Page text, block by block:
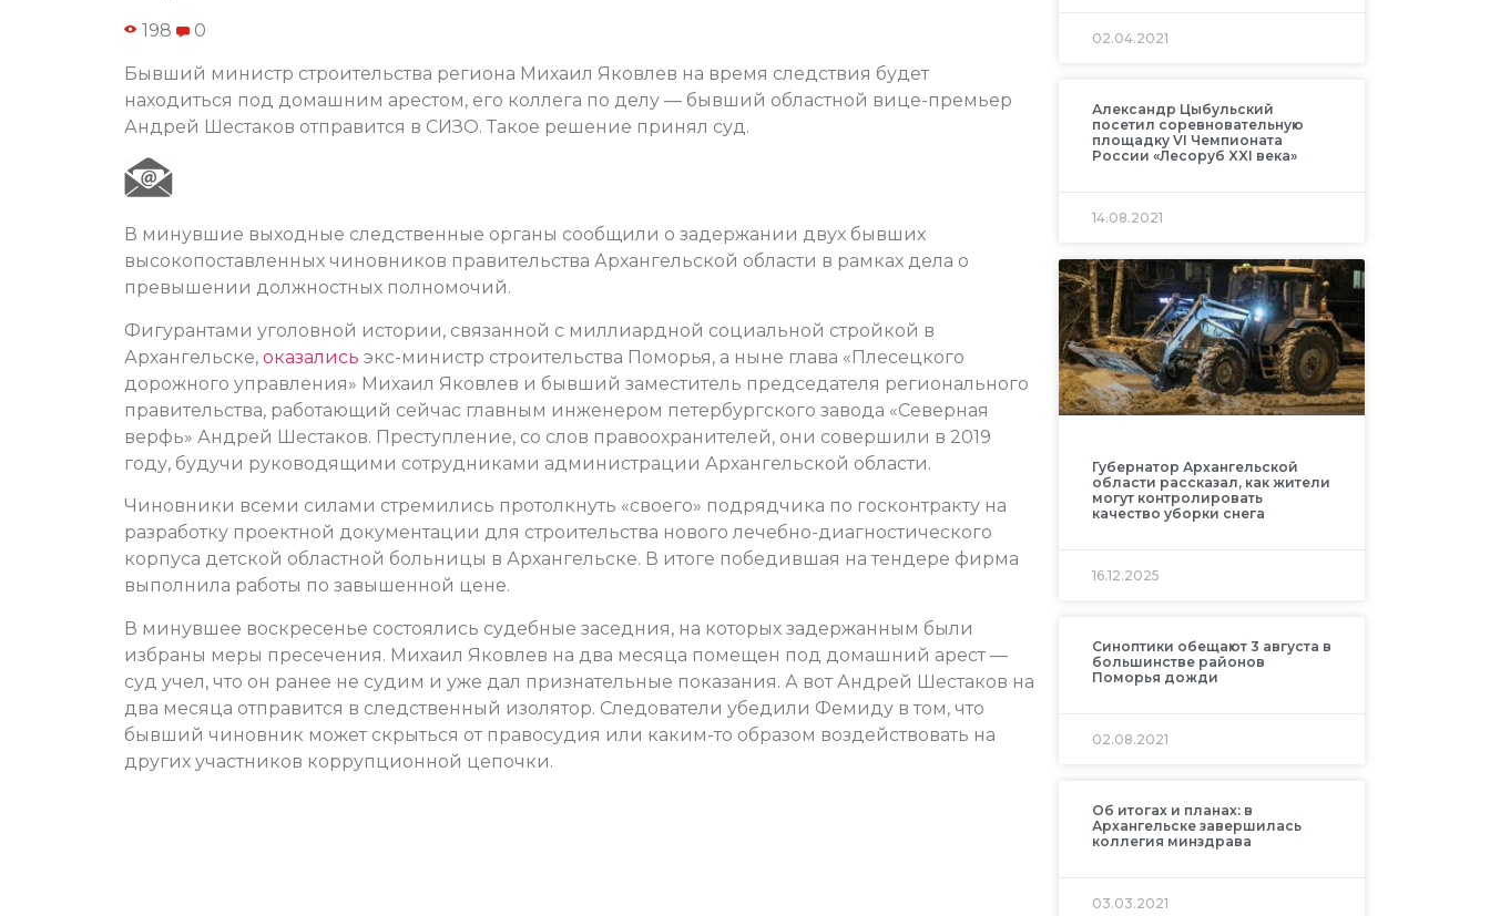
198 0
Бывший министр строительства региона Михаил Яковлев на время следствия будет
находиться под домашним арестом, его коллега по делу — бывший областной вице-премьер
Андрей Шестаков отправится в СИЗО. Такое решение принял суд.
В минувшие выходные следственные органы сообщили о задержании двух бывших
высокопоставленных чиновников правительства Архангельской области в рамках дела о
превышении должностных полномочий.
Фигурантами уголовной истории, связанной с миллиардной социальной стройкой в
Архангельске, оказались экс-министр строительства Поморья, а ныне глава «Плесецкого
дорожного управления» Михаил Яковлев и бывший заместитель председателя регионального
правительства, работающий сейчас главным инженером петербургского завода «Северная
верфь» Андрей Шестаков. Преступление, со слов правоохранителей, они совершили в 2019
году, будучи руководящими сотрудниками администрации Архангельской области.
Чиновники всеми силами стремились протолкнуть «своего» подрядчика по госконтракту на
разработку проектной документации для строительства нового лечебно-диагностического
корпуса детской областной больницы в Архангельске. В итоге победившая на тендере фирма
выполнила работы по завышенной цене.
В минувшее воскресенье состоялись судебные заседния, на которых задержанным были
избраны меры пресечения. Михаил Яковлев на два месяца помещен под домашний арест —
суд учел, что он ранее не судим и уже дал признательные показания. А вот Андрей Шестаков на
два месяца отправится в следственный изолятор. Следователи убедили Фемиду в том, что
бывший чиновник может скрыться от правосудия или каким-то образом воздействовать на
других участников коррупционной цепочки.
02.04.2021
Александр Цыбульский
посетил соревновательную
площадку VI Чемпионата
России «Лесоруб XXI века»
14.08.2021
Губернатор Архангельской
области рассказал, как жители
могут контролировать
качество уборки снега
16.12.2025
Синоптики обещают 3 августа в
большинстве районов
Поморья дожди
02.08.2021
Об итогах и планах: в
Архангельске завершилась
коллегия минздрава
03.03.2021